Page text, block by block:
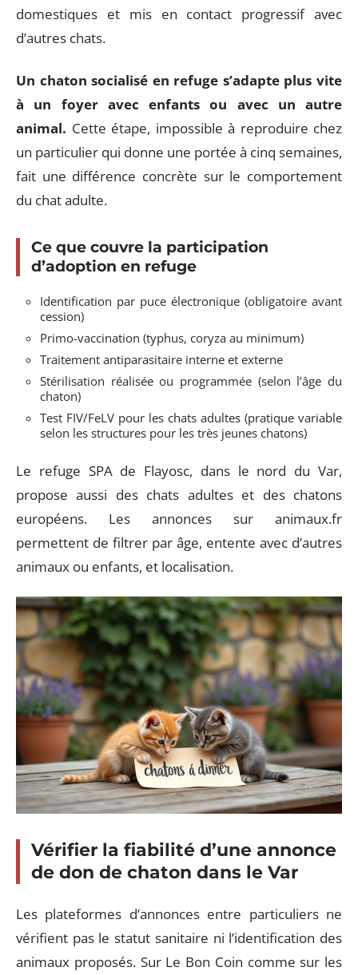
domestiques et mis en contact progressif avec
d’autres chats.
Un chaton socialisé en refuge s’adapte plus vite
à un foyer avec enfants ou avec un autre
animal. Cette étape, impossible à reproduire chez
un particulier qui donne une portée à cinq semaines,
fait une différence concrète sur le comportement
du chat adulte.
Ce que couvre la participation
d’adoption en refuge
Identification par puce électronique (obligatoire avant
cession)
Primo-vaccination (typhus, coryza au minimum)
Traitement antiparasitaire interne et externe
Stérilisation réalisée ou programmée (selon l’âge du
chaton)
Test FIV/FeLV pour les chats adultes (pratique variable
selon les structures pour les très jeunes chatons)
Le refuge SPA de Flayosc, dans le nord du Var,
propose aussi des chats adultes et des chatons
européens. Les annonces sur animaux.fr
permettent de filtrer par âge, entente avec d’autres
animaux ou enfants, et localisation.
Vérifier la fiabilité d’une annonce
de don de chaton dans le Var
Les plateformes d’annonces entre particuliers ne
vérifient pas le statut sanitaire ni l’identification des
animaux proposés. Sur Le Bon Coin comme sur les